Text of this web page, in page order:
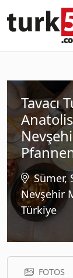
Tavacı
Sümer,
Nevşehir
Türkiye
FOTOS